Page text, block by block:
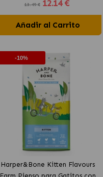
Esterilizados con Salmón y
13.49 € 12.14 €
Añadir al Carrito
-10%
Harper&Bone Kitten Flavours
Farm Pienso para Gatitos con